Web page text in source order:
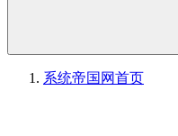
系统帝国网首页